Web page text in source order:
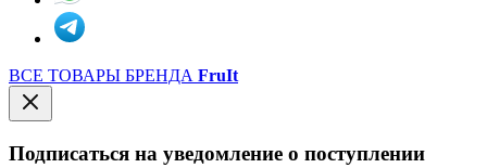
ВСЕ ТОВАРЫ БРЕНДА FruIt
Подписаться на уведомление о поступлении